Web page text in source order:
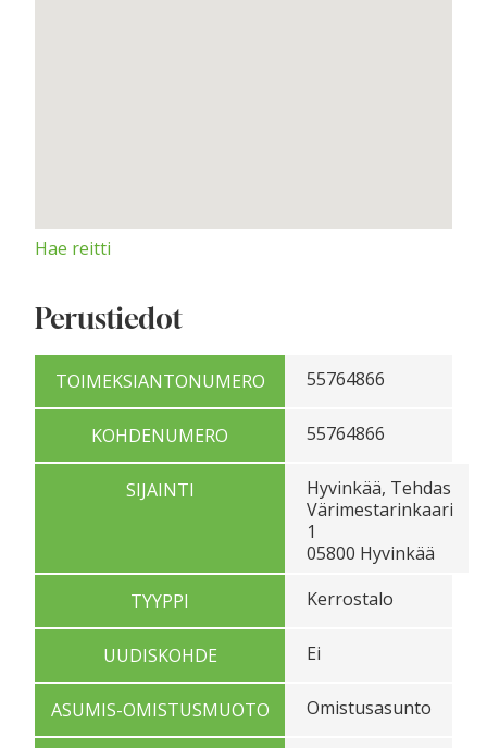
Hae reitti
Perustiedot
TOIMEKSIANTONUMERO 55764866
KOHDENUMERO 55764866
SIJAINTI
Hyvinkää, Tehdas
Värimestarinkaari
1
05800 Hyvinkää
TYYPPI
Kerrostalo
UUDISKOHDE Ei
ASUMIS-OMISTUSMUOTO Omistusasunto